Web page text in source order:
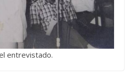
entrevistado.